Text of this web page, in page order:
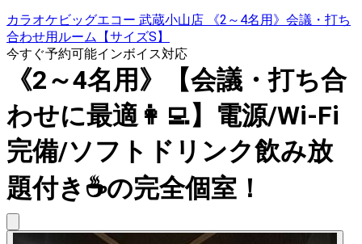
カラオケビッグエコー 武蔵小山店 《2～4名用》会議・打ち
合わせ用ルーム【サイズS】
今すぐ予約可能インボイス対応
《2～4名用》【会議・打ち合
わせに最適👩‍💻】電源/Wi-Fi
完備/ソフトドリンク飲み放
題付き☕️の完全個室！